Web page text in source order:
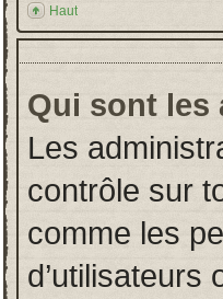
Haut
Qui sont les
Les
contrôle sur
comme les
d’utilisateurs